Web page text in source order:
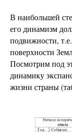
В наибольшей
его динамизм
подвижности,
поверхности
Посмотрим под
динамику
жизни страны